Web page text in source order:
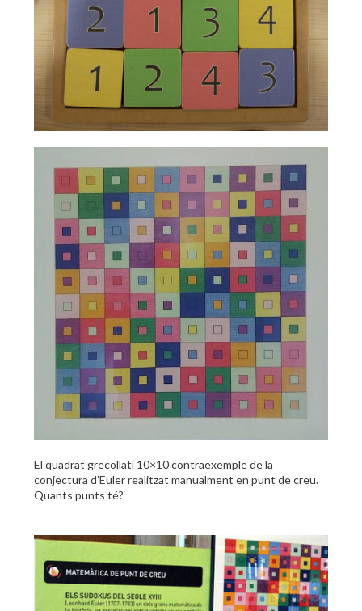
El quadrat grecollatí 10×10 contraexemple de la
conjectura d’Euler realitzat manualment en punt de creu.
Quants punts té?